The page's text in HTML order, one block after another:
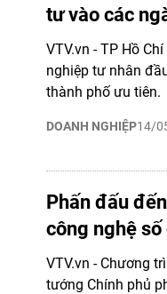
tư vào các
DOANH NGHIỆP14/
VTV.vn - TP Hồ
nghiệp tư nhân
thành phố ưu tiên.
Phấn đấu
công nghệ
VTV.vn - Chương
tướng Chính phủ